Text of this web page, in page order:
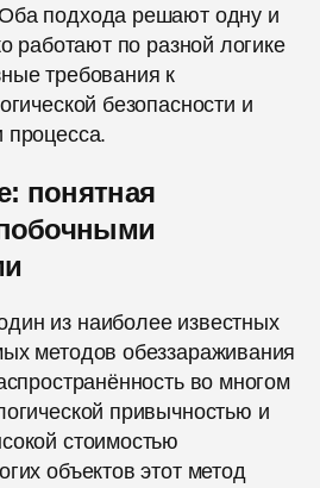
подхода решают одну и
работают по разной логике
требования к
безопасности и
процесса.
понятная
из наиболее известных
методов обеззараживания
во многом
привычностью и
стоимостью
объектов этот метод